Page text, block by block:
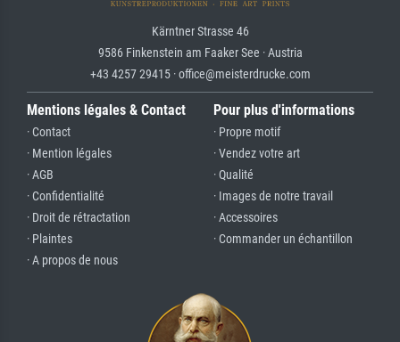
Kärntner Strasse 46
9586 Finkenstein am Faaker See · Austria
+43 4257 29415 · office@meisterdrucke.com
Mentions légales & Contact
· Contact
· Mention légales
· AGB
· Confidentialité
· Droit de rétractation
· Plaintes
· A propos de nous
Pour plus d'informations
· Propre motif
· Vendez votre art
· Qualité
· Images de notre travail
· Accessoires
· Commander un échantillon